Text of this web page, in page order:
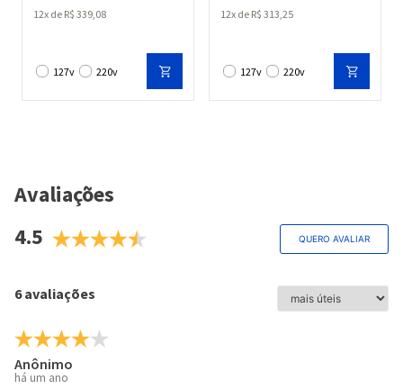
12 R$ 339,08
127v 220v
12 R$ 313,25
127v 220v
Avaliações
4.5
QUERO AVALIAR
6 avaliações
Anônimo
há um ano